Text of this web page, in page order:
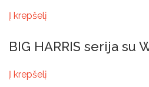
Į krepšelį
BIG HARRIS serija
Į krepšelį